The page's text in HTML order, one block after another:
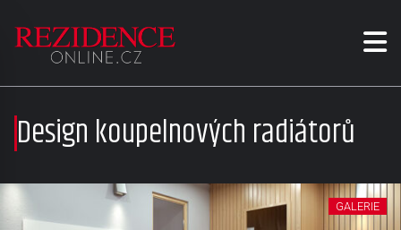
Design koupelnových radiátorů
GALERIE